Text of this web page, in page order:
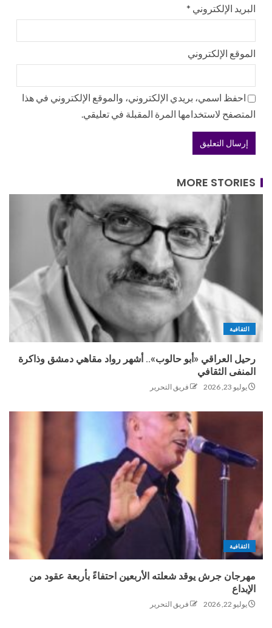
البريد الإلكتروني *
الموقع الإلكتروني
احفظ اسمي، بريدي الإلكتروني، والموقع الإلكتروني في هذا
المتصفح لاستخدامها المرة المقبلة في تعليقي.
MORE STORIES
الثقافية
رحيل العراقي «أبو حالوب».. أشهر رواد مقاهي دمشق وذاكرة
المنفى الثقافي
يوليو 23, 2026 فريق التحرير
الثقافية
مهرجان جرش يوقد شعلته الأربعين احتفاءً بأربعة عقود من
الإبداع
يوليو 22, 2026 فريق التحرير